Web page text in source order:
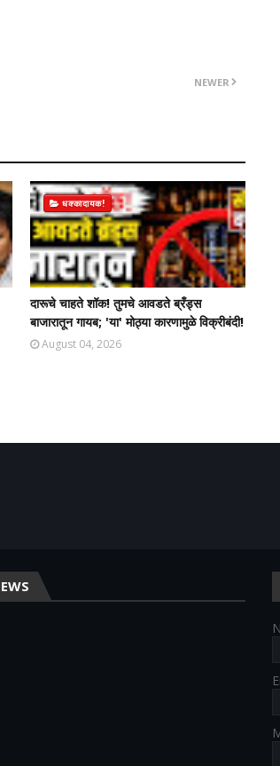
NEWER
धक्कादायक!
दारूचे चाहते शॉक! तुमचे आवडते ब्रँड्स
बाजारातून गायब; 'या' मोठ्या कारणामुळे विक्रीबंदी!
August 04, 2026